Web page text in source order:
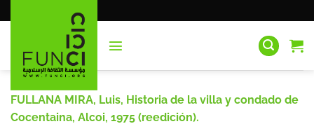
al
FULLANA MIRA, Luis, Historia de la villa y condado de
Cocentaina, Alcoi, 1975 (reedición).